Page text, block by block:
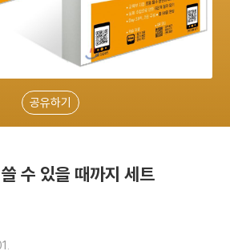
공유하기
수 있을 때까지 세트